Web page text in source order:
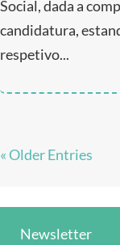
Social, dada a
candidatura,
respetivo...
« Older Entries
Newsletter